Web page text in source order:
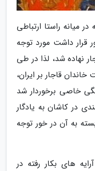
میانه راستا ارتباطی
قرار داشت مورد توجه
نهاده شد، لذا در طی
قاجار بر ایران،
خاصی برخوردار شد
در کاشان به یادگار
به آن در خور توجه
های بکار رفته در